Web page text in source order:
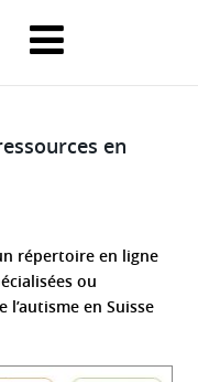
en
répertoire en ligne
ou
en Suisse